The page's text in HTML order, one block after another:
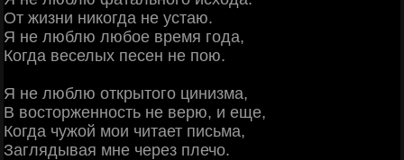
От жизни никогда не устаю.
Я не люблю любое время года,
Когда веселых песен не пою.
Я не люблю открытого цинизма,
В восторженность не верю, и еще,
Когда чужой мои читает письма,
Заглядывая мне через плечо.